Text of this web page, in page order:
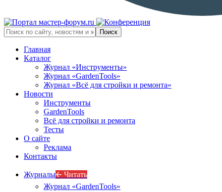
Главная
Каталог
Журнал «Инструменты»
Журнал «GardenTools»
Журнал «Всё для стройки и ремонта»
Новости
Инструменты
GardenTools
Всё для стройки и ремонта
Тесты
О сайте
Реклама
Контакты
Журналы🡨 Читать
Журнал «GardenTools»